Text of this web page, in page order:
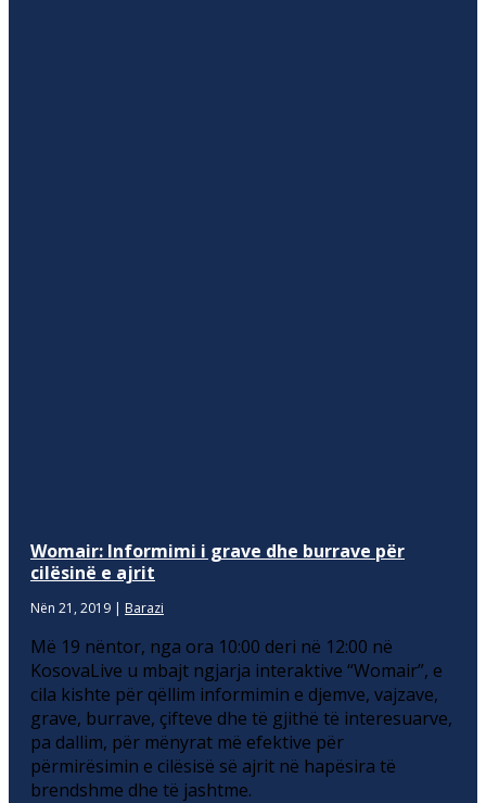
Womair: Informimi i grave dhe burrave për
cilësinë e ajrit
Nën 21, 2019 | Barazi
Më 19 nëntor, nga ora 10:00 deri në 12:00 në
KosovaLive u mbajt ngjarja interaktive “Womair”, e
cila kishte për qëllim informimin e djemve, vajzave,
grave, burrave, çifteve dhe të gjithë të interesuarve,
pa dallim, për mënyrat më efektive për
përmirësimin e cilësisë së ajrit në hapësira të
brendshme dhe të jashtme.